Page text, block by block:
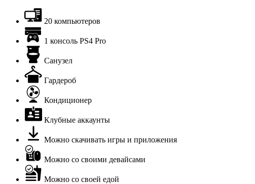
20 компьютеров
1 консоль PS4 Pro
Санузел
Гардероб
Кондиционер
Клубные аккаунты
Можно скачивать игры и приложения
Можно со своими девайсами
Можно со своей едой